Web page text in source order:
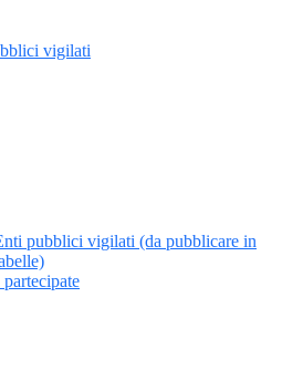
vigilati
pubblici vigilati (da pubblicare in
partecipate